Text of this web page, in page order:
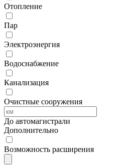
Отопление
Пар
Электроэнергия
Водоснабжение
Канализация
Очистные сооружения
До автомагистрали
Дополнительно
Возможность расширения